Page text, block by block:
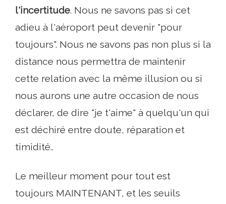
l'incertitude. Nous ne savons pas si cet
adieu à l'aéroport peut devenir "pour
toujours". Nous ne savons pas non plus si la
distance nous permettra de maintenir
cette relation avec la même illusion ou si
nous aurons une autre occasion de nous
déclarer, de dire "je t'aime" à quelqu'un qui
est déchiré entre doute, réparation et
timidité..
Le meilleur moment pour tout est
toujours MAINTENANT, et les seuils